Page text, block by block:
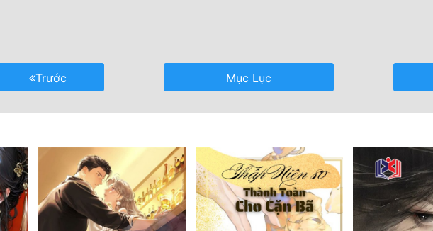
Trước Mục Lục